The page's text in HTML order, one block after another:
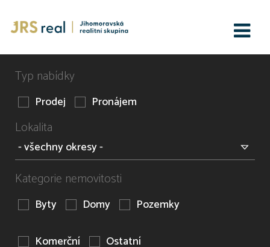
Typ nabídky
Prodej Pronájem
Lokalita
Kategorie nemovitosti
Byty Domy Pozemky
Komerční Ostatní